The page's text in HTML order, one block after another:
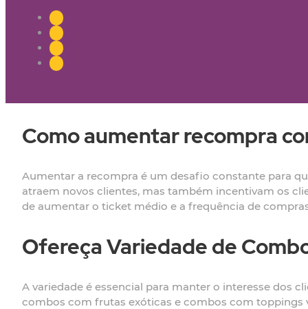
Como aumentar recompra
Aumentar a recompra é um desafio constante para
atraem novos clientes, mas também incentivam os
de aumentar o ticket médio e a frequência de
Ofereça Variedade de
A variedade é essencial para manter o interesse dos
combos com frutas exóticas e combos com toppings